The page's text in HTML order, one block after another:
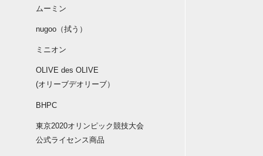
ムーミン
nugoo（拭う）
ミニオン
OLIVE des OLIVE
(オリーブデオリーブ）
BHPC
東京2020オリンピック競技大会
公式ライセンス商品